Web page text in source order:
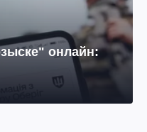
онлайн: